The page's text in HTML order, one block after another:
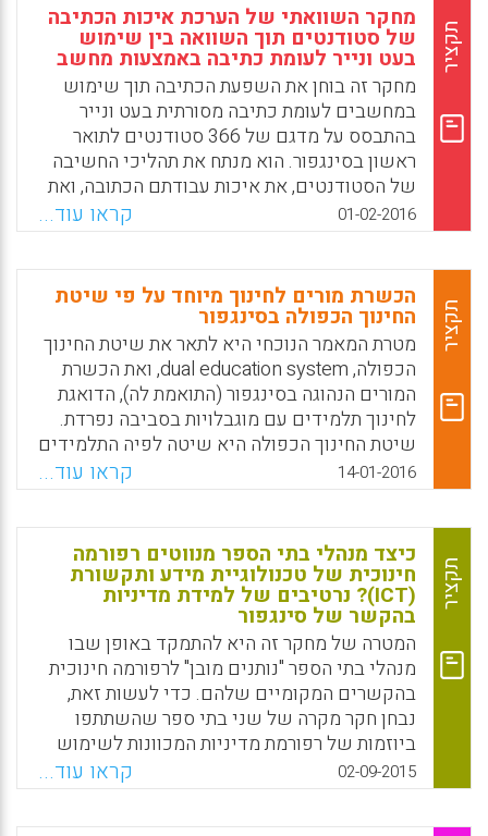
WhatsApp
Facebook
Email
X תקציר
מחקר השוואתי של הערכת איכות הכתיבה
של סטודנטים תוך השוואה בין שימוש
בעט ונייר לעומת כתיבה באמצעות מחשב
מחקר זה בוחן את השפעת הכתיבה תוך שימוש
במחשבים לעומת כתיבה מסורתית בעט ונייר
בהתבסס על מדגם של 366 סטודנטים לתואר
ראשון בסינגפור. הוא מנתח את תהליכי החשיבה
של הסטודנטים, את איכות עבודתם הכתובה, ואת
התפיסות שלהם לגבי עבודה עם מחשבים.
התוצאות מציינות שהסטודנטים הפגינו עמדה
חיובית כלפי עבודה עם מחשבים. יתר על כן,
לאופן הכתיבה באמצעות מחשב יש השפעה
חיובית על איכות הכתיבה שלהם הן בהיבטים
טכניים (תוכן, ארגון, אוצר מלים, שימוש בשפה
ומכניקה) והן בהיבטים גלובליים (קביעת מטרה
מקרו-רטורית והזמנת מידע להשגת המטרה
המאקרו-רטורית). מצד שני, התוצאות מראות שלא
נמצא הבדל משמעותי בין אופני הכתיבה בנייר
לבין המחשב מבחינת השפעתם במהלך שלב
התכנון של כתיבת רפלקציות בכיתה (Cheung,
WhatsApp
Facebook
Email
X
01-02-2016 קראו עוד...
תקציר
הכשרת מורים לחינוך מיוחד על פי שיטת
החינוך הכפולה בסינגפור
מטרת המאמר הנוכחי היא לתאר את שיטת החינוך
הכפולה, dual education system, ואת הכשרת
המורים הנהוגה בסינגפור (התואמת לה), הדואגת
לחינוך תלמידים עם מוגבלויות בסביבה נפרדת.
שיטת החינוך הכפולה היא שיטה לפיה התלמידים
לומדים בבתי ספר מקצועיים ובמקביל עוברים
תהליך חניכה במקומות עבודה (מפעלים)
המתאימים להכשרתם.
WhatsApp
Facebook
Email
X
14-01-2016 קראו עוד...
תקציר
כיצד מנהלי בתי הספר מנווטים רפורמה
חינוכית של טכנולוגיית מידע ותקשורת
(ICT)? נרטיבים של למידת מדיניות
בהקשר של סינגפור
המטרה של מחקר זה היא להתמקד באופן שבו
מנהלי בתי הספר "נותנים מובן" לרפורמה חינוכית
בהקשרים המקומיים שלהם. כדי לעשות זאת,
נבחן חקר מקרה של שני בתי ספר שהשתתפו
ביוזמות של רפורמת מדיניות המכוונות לשימוש
נרחב בטכנולוגיית מידע ותקשורת בהקשר של
עיר-מדינה בסינגפור (Chua Reyes, Vicente,
2015).
02-09-2015 קראו עוד...